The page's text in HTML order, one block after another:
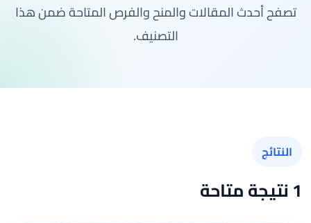
تصفح أحدث المقالات والمنح والفرص المتاحة ضمن هذا
التصنيف.
النتائج
1 نتيجة متاحة